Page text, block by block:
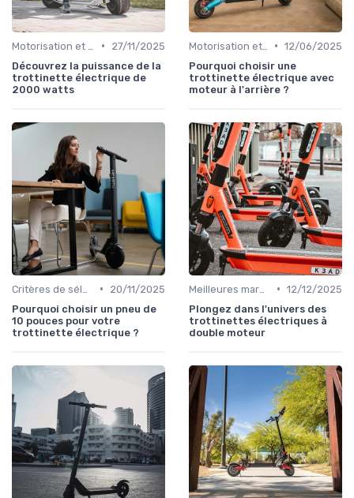
•
27/11/2025
Découvrez la puissance de la
trottinette électrique de
2000 watts
• 12/06/2025
Pourquoi choisir une
trottinette électrique avec
moteur à l'arrière ?
•
20/11/2025
Pourquoi choisir un pneu de
10 pouces pour votre
trottinette électrique ?
• 12/12/2025
Plongez dans l'univers des
trottinettes électriques à
double moteur